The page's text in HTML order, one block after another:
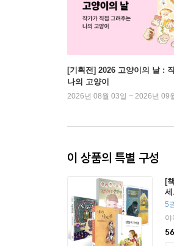
[기획전] 2026 고양이의 날 :
나의 고양이
2026년 08월 03일 ~ 2026년 09
이 상품의 특별 구성
[
갈
전
5